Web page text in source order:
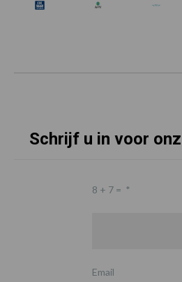
Schrijf u in voor
8 + 7 = *
Email